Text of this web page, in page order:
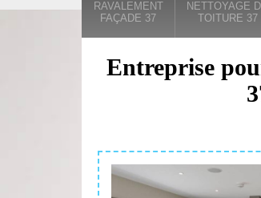
RAVALEMENT
FAÇADE 37
NETTOYAGE
TOITURE 37
Entreprise